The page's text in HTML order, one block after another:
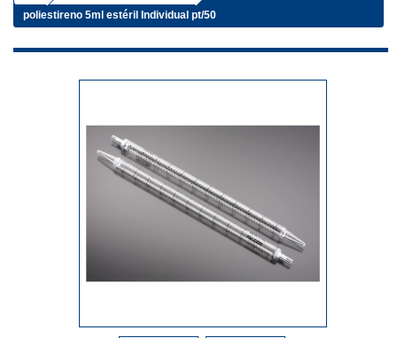
poliestireno 5ml estéril Individual pt/50